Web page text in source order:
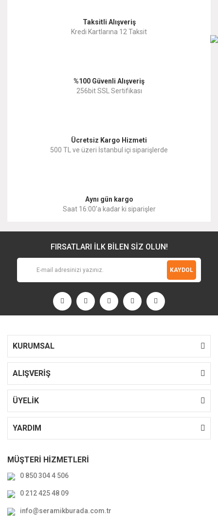
Taksitli Alışveriş
Kredi Kartlarına 12 Taksit
%100 Güvenli Alışveriş
256bit SSL Sertifikası
Ücretsiz Kargo Hizmeti
500 TL ve üzeri İstanbul içi siparişlerde
Aynı gün kargo
Saat 16:00'a kadar ki siparişler
FIRSATLARI İLK BİLEN SİZ OLUN!
KAYDOL
KURUMSAL
ALIŞVERİŞ
ÜYELİK
YARDIM
MÜŞTERİ HİZMETLERİ
0 850 304 4 506
0 212 425 48 09
info@seramikburada.com.tr